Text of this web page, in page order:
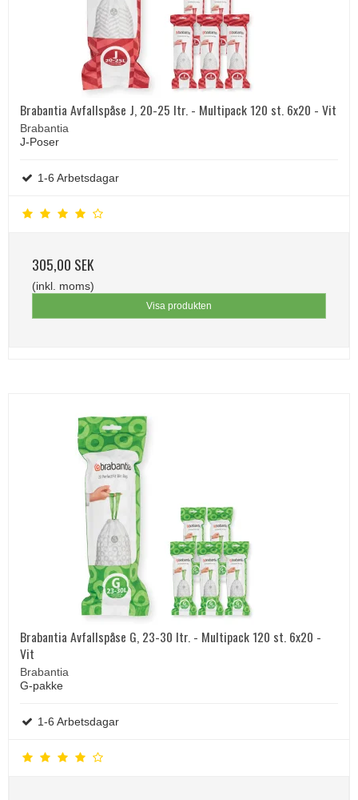
Brabantia Avfallspåse J, 20-25 ltr. - Multipack 120 st. 6x20 - Vit
Brabantia
J-Poser
1-6 Arbetsdagar
305,00 SEK
(inkl. moms)
Visa produkten
Brabantia Avfallspåse G, 23-30 ltr. - Multipack 120 st. 6x20 -
Vit
Brabantia
G-pakke
1-6 Arbetsdagar